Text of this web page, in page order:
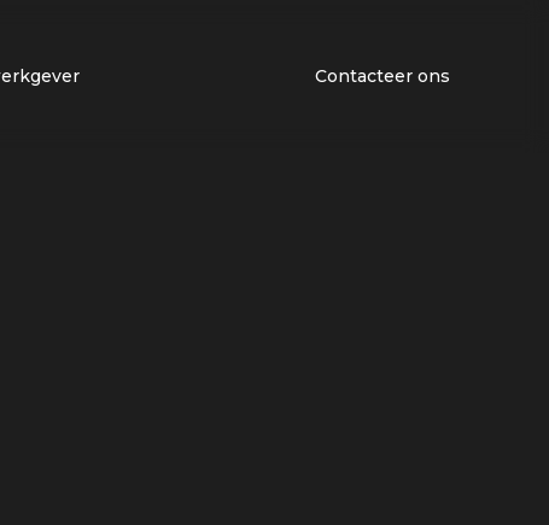
Contacteer ons